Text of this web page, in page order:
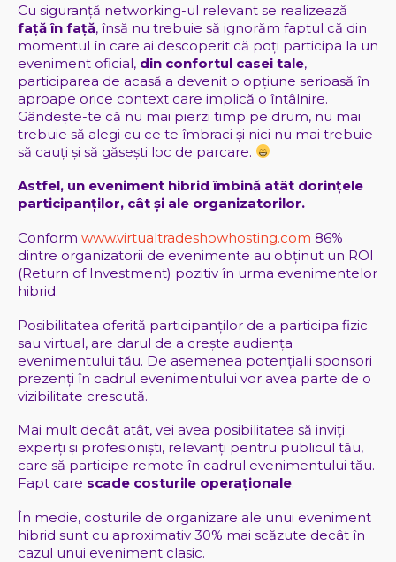
Cu siguranță networking-ul relevant se realizează
față în față, însă nu trebuie să ignorăm faptul că din
momentul în care ai descoperit că poți participa la un
eveniment oficial, din confortul casei tale,
participarea de acasă a devenit o opțiune serioasă în
aproape orice context care implică o întâlnire.
Gândește-te că nu mai pierzi timp pe drum, nu mai
trebuie să alegi cu ce te îmbraci și nici nu mai trebuie
să cauți și să găsești loc de parcare.
Astfel, un eveniment hibrid îmbină atât dorințele
participanților, cât și ale organizatorilor.
Conform www.virtualtradeshowhosting.com 86%
dintre organizatorii de evenimente au obținut un ROI
(Return of Investment) pozitiv în urma evenimentelor
hibrid.
Posibilitatea oferită participanților de a participa fizic
sau virtual, are darul de a crește audiența
evenimentului tău. De asemenea potențialii sponsori
prezenți în cadrul evenimentului vor avea parte de o
vizibilitate crescută.
Mai mult decât atât, vei avea posibilitatea să inviți
experți și profesioniști, relevanți pentru publicul tău,
care să participe remote în cadrul evenimentului tău.
Fapt care scade costurile operaționale.
În medie, costurile de organizare ale unui eveniment
hibrid sunt cu aproximativ 30% mai scăzute decât în
cazul unui eveniment clasic.